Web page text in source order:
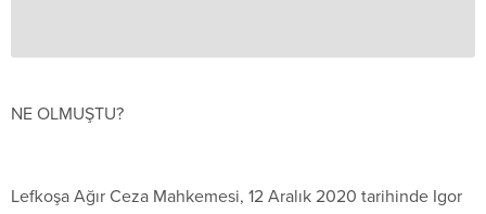
NE OLMUŞTU?
Lefkoşa Ağır Ceza Mahkemesi, 12 Aralık 2020 tarihinde Igor